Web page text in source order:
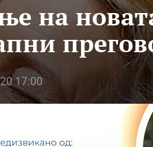
на
17:00